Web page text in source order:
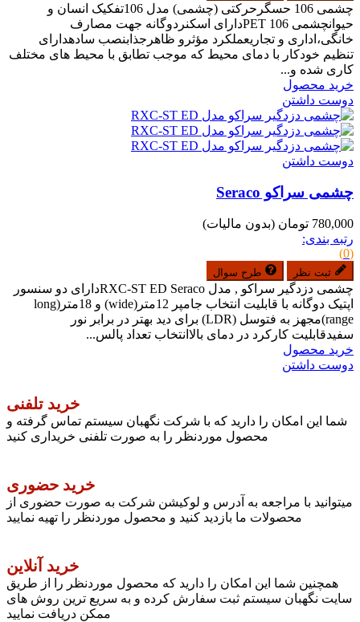
چشمی 106 حسگرحرکتی (چشمی) مدل 106تفکیک انسان و
حیوانچشمی PET 106دارای اسکنردوگانه جهت مصارف
خانگی،اداری و تجاریعملکرد مؤثرو ظاهرجذابنصب سادهدارای
تنظیم خودکار با دمای محیط که موجب تطابق با محیط های مختلف
کاری شده و...
خرید محصول
دوست داشتن
دوست داشتن
چشمی سراکو Seraco
780,000 تومان
(بدون مالیات)
رتبه بندی:
(0)
ثبت نظر طرح سوال
چشمی دزدگیر سراکو , مدل RXC-ST ED Seracoدارای دو سنسور
اپتیک دوگانه با قابلیت انتخاب جامپر 12متر(wide) و 18متر(long
range)مجهز به فتوسل (LDR) برای دید بهتر در برابر نور
سفیدقابلیت کارکرد در دمای بالاانتخاب تعداد پالس...
خرید محصول
دوست داشتن
خرید تلفنی
شما این امکان را دارید که با شرکت نگهبان سیستم تماس گرفته و
محصول موردنظر را به صورت تلفنی خریداری کنید
خرید حضوری
میتوانید با مراجعه به آدرس و لوکیشن شرکت به صورت حضوری از
محصولات ما بازدید کنید و محصول موردنظر را تهیه نمایید
خرید آنلاین
همچنین شما این امکان را دارید که محصول موردنظر را از طریق
سایت نگهبان سیستم ثبت سفارش کرده و به سریع ترین روش های
ممکن دریافت نمایید